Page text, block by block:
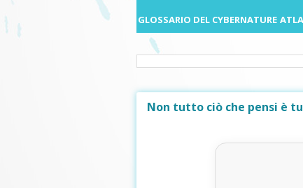
GLOSSARIO DEL CYBERNATURE
Non tutto ciò che pensi è